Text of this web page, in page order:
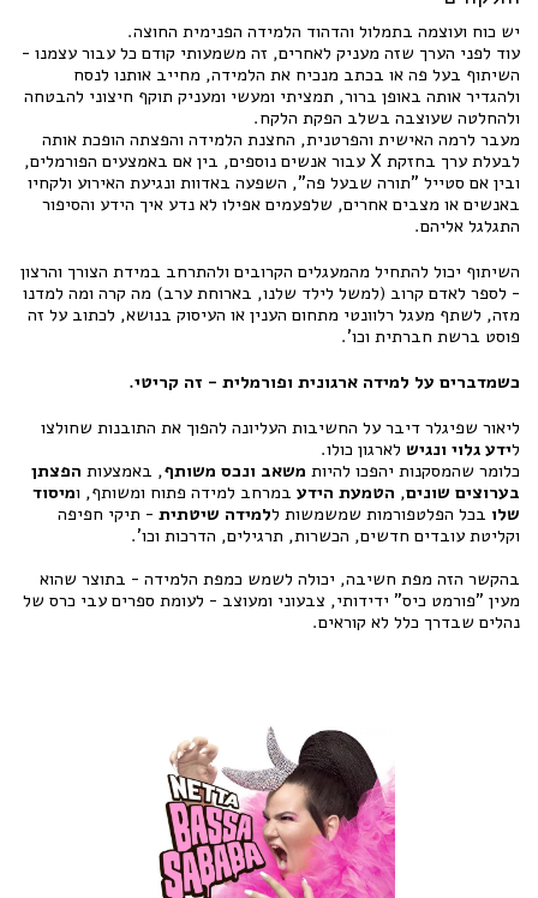
יש כוח ועוצמה בתמלול והדהוד הלמידה הפנימית החוצה.
עוד לפני הערך שזה מעניק לאחרים, זה משמעותי קודם כל עבור עצמנו -
השיתוף בעל פה או בכתב מנכיח את הלמידה, מחייב אותנו לנסח
ולהגדיר אותה באופן ברור, תמציתי ומעשי ומעניק תוקף חיצוני להבטחה
ולהחלטה שעוצבה בשלב הפקת הלקח.
מעבר לרמה האישית והפרטנית, החצנת הלמידה והפצתה הופכת אותה
לבעלת ערך בחזקת X עבור אנשים נוספים, בין אם באמצעים הפורמלים,
ובין אם סטייל "תורה שבעל פה", השפעה באדוות ונגיעת האירוע ולקחיו
באנשים או מצבים אחרים, שלפעמים אפילו לא נדע איך הידע והסיפור
התגלגל אליהם.
השיתוף יכול להתחיל מהמעגלים הקרובים ולהתרחב במידת הצורך והרצון
- לספר לאדם קרוב (למשל לילד שלנו, בארוחת ערב) מה קרה ומה למדנו
מזה, לשתף מעגל רלוונטי מתחום הענין או העיסוק בנושא, לכתוב על זה
פוסט ברשת חברתית וכו'.
כשמדברים על למידה ארגונית ופורמלית - זה קריטי.
ליאור שפיגלר דיבר על החשיבות העליונה להפוך את התובנות שחולצו
לידע גלוי ונגיש לארגון כולו.
כלומר שהמסקנות יהפכו להיות משאב ונכס משותף, באמצעות הפצתן
בערוצים שונים, הטמעת הידע במרחב למידה פתוח ומשותף, ומיסוד
שלו בכל הפלטפורמות שמשמשות ללמידה שיטתית - תיקי חפיפה
וקליטת עובדים חדשים, הכשרות, תרגילים, הדרכות וכו'.
בהקשר הזה מפת חשיבה, יכולה לשמש כמפת הלמידה - בתוצר שהוא
מעין "פורמט כיס" ידידותי, צבעוני ומעוצב - לעומת ספרים עבי כרס של
נהלים שבדרך כלל לא קוראים.